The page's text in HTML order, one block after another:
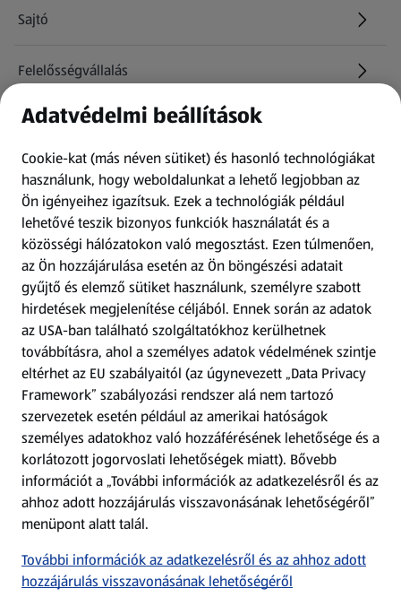
Sajtó
Felelősségvállalás
Információk
Kérdőív
Fizetési lehetőségek
ALDI utalványok
Árcsökkentés
Adattörlő alkalmazás
Szervizpont
(új oldalon nyílik meg)
Fedezz fel minket az interneten!
Töltsd le az ALDI Magyarország applikációt!
Adatvédelmi beállítások
Cookie-kat (más néven sütiket) és hasonló technológiákat
használunk, hogy weboldalunkat a lehető legjobban az
Ön igényeihez igazítsuk. Ezek a technológiák például
lehetővé teszik bizonyos funkciók használatát és a
közösségi hálózatokon való megosztást. Ezen túlmenően,
az Ön hozzájárulása esetén az Ön böngészési adatait
gyűjtő és elemző sütiket használunk, személyre szabott
hirdetések megjelenítése céljából. Ennek során az adatok
az USA-ban található szolgáltatókhoz kerülhetnek
továbbításra, ahol a személyes adatok védelmének szintje
eltérhet az EU szabályaitól (az úgynevezett „Data Privacy
Framework” szabályozási rendszer alá nem tartozó
szervezetek esetén például az amerikai hatóságok
személyes adatokhoz való hozzáférésének lehetősége és a
korlátozott jogorvoslati lehetőségek miatt). Bővebb
információt a „További információk az adatkezelésről és az
ahhoz adott hozzájárulás visszavonásának lehetőségéről”
menüpont alatt talál.
További információk az adatkezelésről és az ahhoz adott
hozzájárulás visszavonásának lehetőségéről